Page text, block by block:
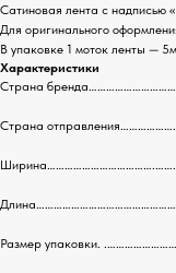
Сатиновая лента с надписью
Для оригинального
В упаковке 1 моток ленты —
Характеристики
Страна
Страна
Размер упаковки.